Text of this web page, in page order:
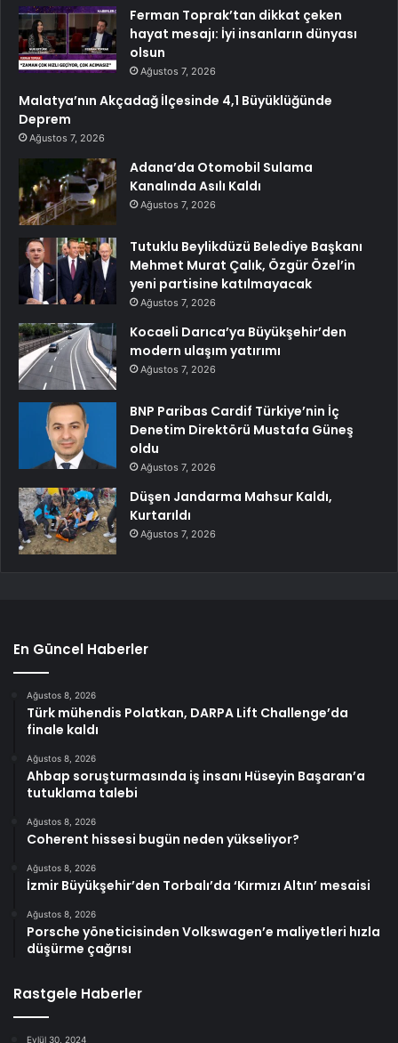
Ferman Toprak’tan dikkat çeken
hayat mesajı: İyi insanların dünyası
olsun
Ağustos 7, 2026
Malatya’nın Akçadağ İlçesinde 4,1 Büyüklüğünde
Deprem
Ağustos 7, 2026
Adana’da Otomobil Sulama
Kanalında Asılı Kaldı
Ağustos 7, 2026
Tutuklu Beylikdüzü Belediye Başkanı
Mehmet Murat Çalık, Özgür Özel’in
yeni partisine katılmayacak
Ağustos 7, 2026
Kocaeli Darıca’ya Büyükşehir’den
modern ulaşım yatırımı
Ağustos 7, 2026
BNP Paribas Cardif Türkiye’nin İç
Denetim Direktörü Mustafa Güneş
oldu
Ağustos 7, 2026
Düşen Jandarma Mahsur Kaldı,
Kurtarıldı
Ağustos 7, 2026
En Güncel Haberler
Ağustos 8, 2026
Türk mühendis Polatkan, DARPA Lift Challenge’da
finale kaldı
Ağustos 8, 2026
Ahbap soruşturmasında iş insanı Hüseyin Başaran’a
tutuklama talebi
Ağustos 8, 2026
Coherent hissesi bugün neden yükseliyor?
Ağustos 8, 2026
İzmir Büyükşehir’den Torbalı’da ‘Kırmızı Altın’ mesaisi
Ağustos 8, 2026
Porsche yöneticisinden Volkswagen’e maliyetleri hızla
düşürme çağrısı
Rastgele Haberler
Eylül 30, 2024